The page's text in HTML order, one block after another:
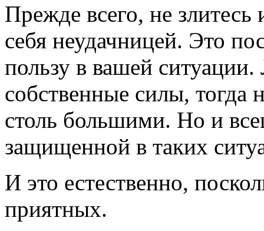
Прежде всего, не злитесь
себя неудачницей. Это
пользу в вашей
собственные силы, тогда
столь большими. Но и
защищенной в таких
И это естественно,
приятных.